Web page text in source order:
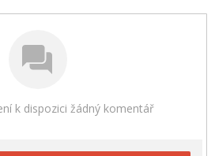
k dispozici žádný komentář